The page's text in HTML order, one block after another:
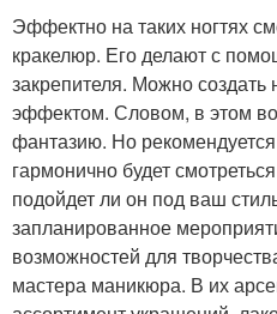
Эффектно на таких ногтях
кракелюр. Его делают с
закрепителя. Можно
эффектом. Словом, в этом
фантазию. Но
гармонично будет
подойдет ли он под ваш
запланированное
возможностей для
мастера маникюра. В их